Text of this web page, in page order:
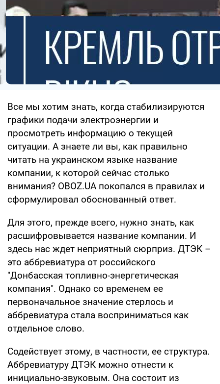
Все мы хотим знать, когда стабилизируются
графики подачи электроэнергии и
просмотреть информацию о текущей
ситуации. А знаете ли вы, как правильно
читать на украинском языке название
компании, к которой сейчас столько
внимания? OBOZ.UA покопался в правилах и
сформулировал обоснованный ответ.
Для этого, прежде всего, нужно знать, как
расшифровывается название компании. И
здесь нас ждет неприятный сюрприз. ДТЭК –
это аббревиатура от российского
"Донбасская топливно-энергетическая
компания". Однако со временем ее
первоначальное значение стерлось и
аббревиатура стала восприниматься как
отдельное слово.
Содействует этому, в частности, ее структура.
Аббревиатуру ДТЭК можно отнести к
инициально-звуковым. Она состоит из